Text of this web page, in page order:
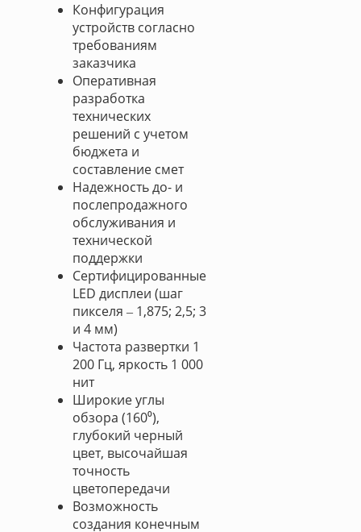
Конфигурация
устройств согласно
требованиям
заказчика
Оперативная
разработка
технических
решений с учетом
бюджета и
составление смет
Надежность до- и
послепродажного
обслуживания и
технической
поддержки
Сертифицированные
LED дисплеи (шаг
пикселя ‒ 1,875; 2,5; 3
и 4 мм)
Частота развертки 1
200 Гц, яркость 1 000
нит
Широкие углы
обзора (160⁰),
глубокий черный
цвет, высочайшая
точность
цветопередачи
Возможность
создания конечным